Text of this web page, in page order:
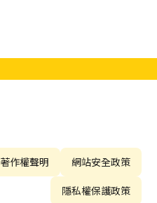
著作權聲明 網站安全政策
隱私權保護政策